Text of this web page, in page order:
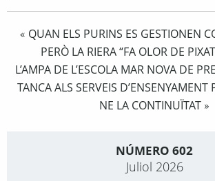
« QUAN ELS PURINS ES GESTIONEN
PERÒ LA RIERA “FA OLOR DE
L’AMPA DE L’ESCOLA MAR NOVA DE
TANCA ALS SERVEIS D’ENSENYAMENT
NE LA CONTINUÏTAT »
NÚMERO 602
Juliol 2026